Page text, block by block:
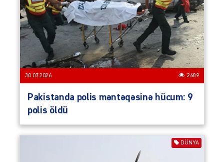
30.07.2026 2689
Pakistanda polis məntəqəsinə hücum: 9
polis öldü
DÜNYA